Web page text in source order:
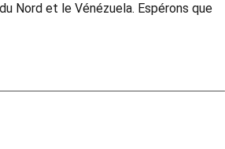
Nord et le Vénézuela. Espérons que